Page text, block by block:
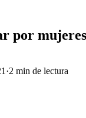
por
·2 min de lectura